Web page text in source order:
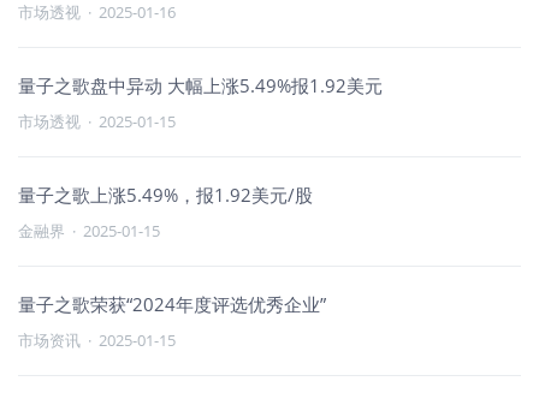
市场透视 · 2025-01-16
量子之歌盘中异动 大幅上涨5.49%报1.92美元
市场透视 · 2025-01-15
量子之歌上涨5.49%，报1.92美元/股
金融界 · 2025-01-15
量子之歌荣获“2024年度评选优秀企业”
市场资讯 · 2025-01-15